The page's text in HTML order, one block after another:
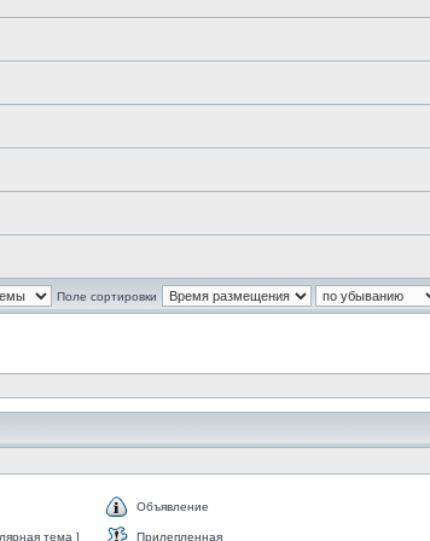
Поле сортировки
Объявление
тема ] Прилепленная